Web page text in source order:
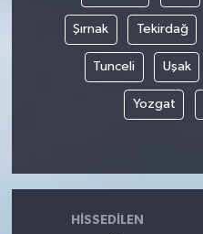
Şırnak Tekirdağ
Tunceli Uşak
Yozgat
HISSEDILEN